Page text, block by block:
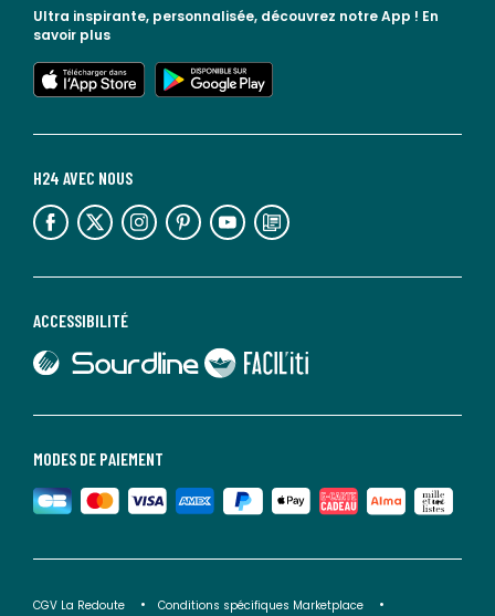
MODES DE PAIEMENT
ACCESSIBILITÉ
lien vers Faciliti
H24 AVEC NOUS
lien vers l'espace réseaux sociaux lien vers l'espace réseaux sociaux lien vers l'espace réseaux sociaux lien vers l'espace réseaux sociaux lien vers l'espace réseaux sociaux lien vers le blog la redoute
Ultra inspirante, personnalisée, découvrez notre App ! En
savoir plus
lien vers l'app store
lien vers google play
CGV La Redoute Conditions spécifiques Marketplace